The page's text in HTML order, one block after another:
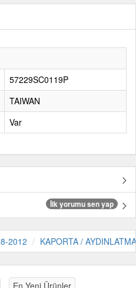
57229SC0119P
TAIWAN
Var
İlk yorumu sen yap
2012 KAPORTA / AYDINLATMA
En Yeni Ürünler